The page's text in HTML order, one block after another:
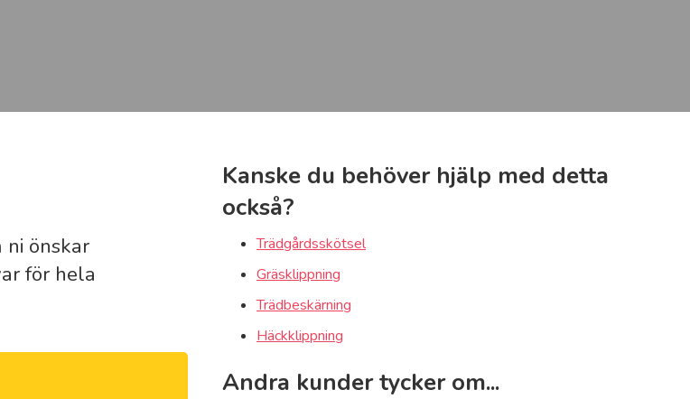
önskar
för hela
Kanske du behöver hjälp med detta
också?
Trädgårdsskötsel
Gräsklippning
Trädbeskärning
Häckklippning
Andra kunder tycker om...